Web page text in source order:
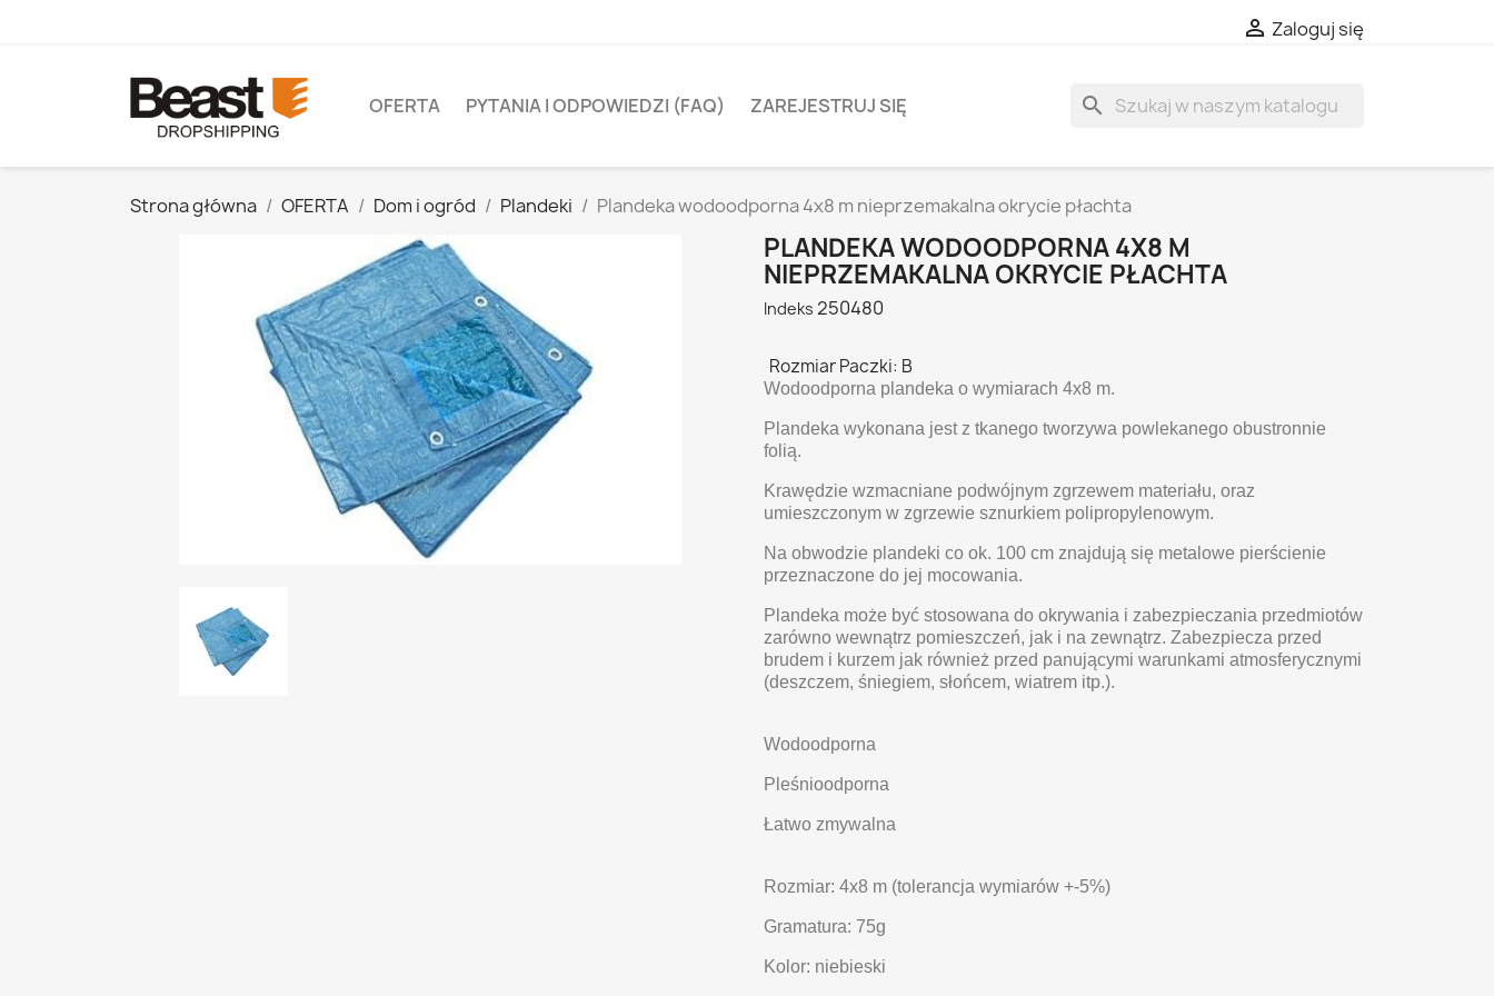
 Zaloguj się
OFERTA PYTANIA I ODPOWIEDZI (FAQ) ZAREJESTRUJ SIĘ search
Strona główna OFERTA Dom i ogród Plandeki Plandeka wodoodporna 4x8 m nieprzemakalna okrycie płachta
PLANDEKA WODOODPORNA 4X8 M
NIEPRZEMAKALNA OKRYCIE PŁACHTA
Indeks 250480
Rozmiar Paczki: B
Wodoodporna plandeka o wymiarach 4x8 m.
Plandeka wykonana jest z tkanego tworzywa powlekanego obustronnie
folią.
Krawędzie wzmacniane podwójnym zgrzewem materiału, oraz
umieszczonym w zgrzewie sznurkiem polipropylenowym.
Na obwodzie plandeki co ok. 100 cm znajdują się metalowe pierścienie
przeznaczone do jej mocowania.
Plandeka może być stosowana do okrywania i zabezpieczania przedmiotów
zarówno wewnątrz pomieszczeń, jak i na zewnątrz. Zabezpiecza przed
brudem i kurzem jak również przed panującymi warunkami atmosferycznymi
(deszczem, śniegiem, słońcem, wiatrem itp.).
Wodoodporna
Pleśnioodporna
Łatwo zmywalna
Rozmiar: 4x8 m (tolerancja wymiarów +-5%)
Gramatura: 75g
Kolor: niebieski